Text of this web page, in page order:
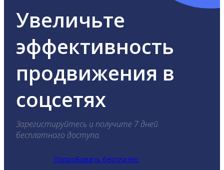
Увеличьте
эффективность
продвижения в
соцсетях
Зарегистируйтесь и получите 7 дней
бесплатного доступа.
Попробовать бесплатно